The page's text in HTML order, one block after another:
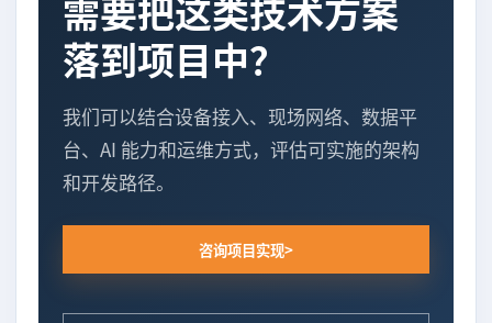
需要把这类技术方案
落到项目中？
我们可以结合设备接入、现场网络、数据平
台、AI 能力和运维方式，评估可实施的架构
和开发路径。
咨询项目实现